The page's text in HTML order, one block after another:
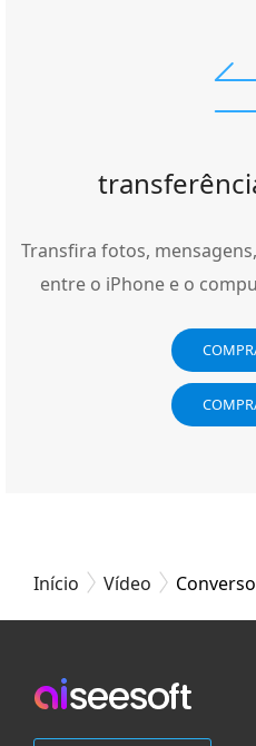
Transfira fotos,
entre o iPhone e o
Início Vídeo